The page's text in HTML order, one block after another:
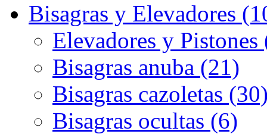
Bisagras y Elevadores
Elevadores y Pistones
Bisagras anuba (21)
Bisagras cazoletas
Bisagras ocultas (6)